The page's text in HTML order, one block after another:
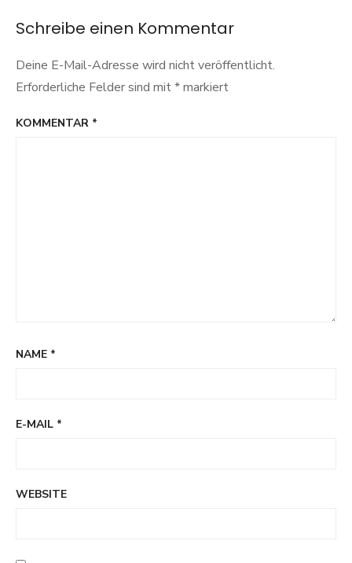
Schreibe einen Kommentar
Deine E-Mail-Adresse wird nicht veröffentlicht.
Erforderliche Felder sind mit*markiert
KOMMENTAR *
NAME *
E-MAIL *
WEBSITE